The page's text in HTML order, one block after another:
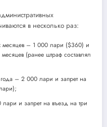
в несколько раз:
месяцев – 1 000 лари ($360) и
(ранее штраф составлял
– 2 000 лари и запрет на
и запрет на въезд на три